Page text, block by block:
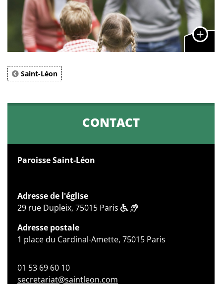
Saint-Léon
CONTACT
Paroisse Saint-Léon
Adresse de l'église
29 rue Dupleix, 75015 Paris
Adresse postale
1 place du Cardinal-Amette, 75015 Paris
01 53 69 60 10
secretariat@saintleon.com